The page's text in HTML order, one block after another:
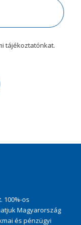
tájékoztatónkat.
100%-os
Magyarország
és pénzügyi